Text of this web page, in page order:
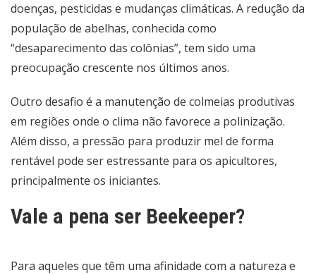
doenças, pesticidas e mudanças climáticas. A redução da
população de abelhas, conhecida como
“desaparecimento das colônias”, tem sido uma
preocupação crescente nos últimos anos.
Outro desafio é a manutenção de colmeias produtivas
em regiões onde o clima não favorece a polinização.
Além disso, a pressão para produzir mel de forma
rentável pode ser estressante para os apicultores,
principalmente os iniciantes.
Vale a pena ser Beekeeper?
Para aqueles que têm uma afinidade com a natureza e